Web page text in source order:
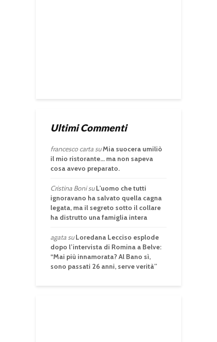
Ultimi Commenti
francesco cartasuMia suocera umiliò
il mio ristorante… ma non sapeva
cosa avevo preparato.
Cristina BonisuL’uomo che tutti
ignoravano ha salvato quella cagna
legata, ma il segreto sotto il collare
ha distrutto una famiglia intera
agatasuLoredana Lecciso esplode
dopo l’intervista di Romina a Belve:
“Mai più innamorata? Al Bano sì,
sono passati 26 anni, serve verità”